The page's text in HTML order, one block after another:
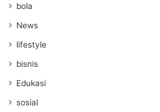
bola
News
lifestyle
bisnis
Edukasi
sosial